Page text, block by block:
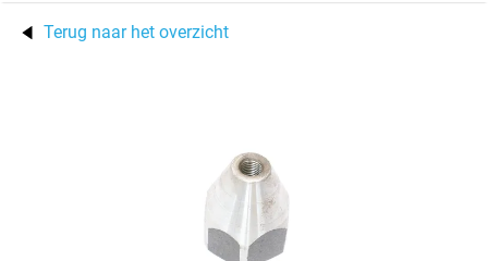
Terug naar het overzicht